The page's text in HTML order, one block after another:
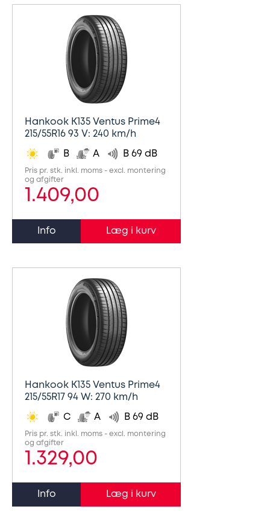
Hankook K135 Ventus Prime4
215/55R16 93 V: 240 km/h
B A B 69 dB
Pris pr. stk. inkl. moms - excl. montering
og afgifter
1.409,00
Info
Hankook K135 Ventus Prime4
215/55R17 94 W: 270 km/h
C A B 69 dB
Pris pr. stk. inkl. moms - excl. montering
og afgifter
1.329,00
Info